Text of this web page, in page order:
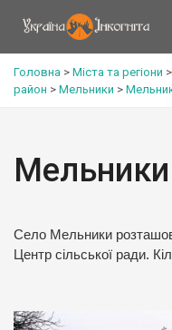
Головна > Міста та регіони >
район > Мельники >
Мельники
Село Мельники
Центр сільської ради.